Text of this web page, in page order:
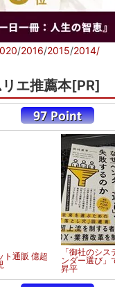
/2016/2015/2014/
エ推薦本[PR]
ト通販 億超
「御社のシ
ンダー選び」
昇平